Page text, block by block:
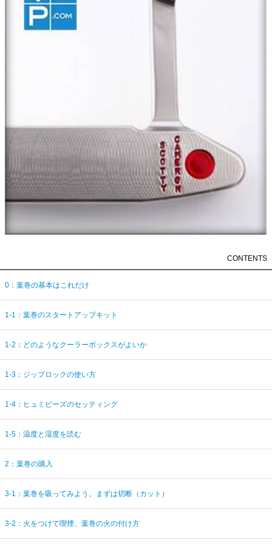
CONTENTS
0：葉巻の基本はこれだけ
1-1：葉巻のスタートアップキット
1-2：どのようなクーラーボックスがよいか
1-3：ジップロックの使い方
1-4：ヒュミビーズのセッティング
1-5：温度と湿度を読む
2：葉巻の購入
3-1：葉巻を吸ってみよう。まずは切断（カット）
3-2：火をつけて喫煙、葉巻の火の付け方